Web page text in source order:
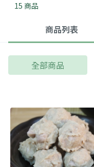
15 商品
商品列表
全部商品